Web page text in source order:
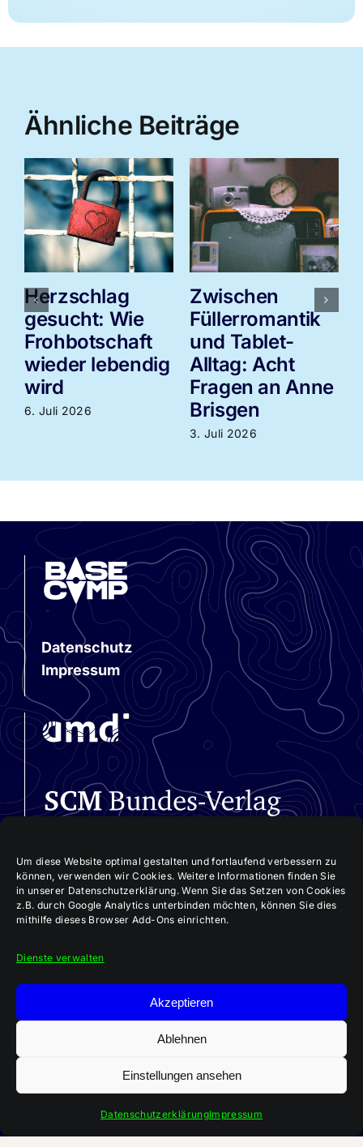
Um diese Website optimal gestalten und fortlaufend verbessern zu
können, verwenden wir Cookies. Weitere Informationen finden Sie
in unserer Datenschutzerklärung. Wenn Sie das Setzen von Cookies
z.B. durch Google Analytics unterbinden möchten, können Sie dies
mithilfe dieses Browser Add-Ons einrichten.
Dienste verwalten
Akzeptieren
Ablehnen
Einstellungen ansehen
DatenschutzerklärungImpressum
Ähnliche Beiträge
Herzschlag
gesucht: Wie
Frohbotschaft
wieder lebendig
wird
6. Juli 2026
Zwischen
Füllerromantik
und Tablet-
Alltag: Acht
Fragen an Anne
Brisgen
3. Juli 2026
Datenschutz
Impressum
Aktuelle 3E-Ausgabe:
„Im Team Kirche bauen“